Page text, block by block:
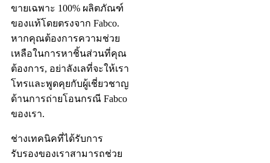
ขายเฉพาะ 100% ผลิตภัณฑ์
ของแท้โดยตรงจาก Fabco.
หากคุณต้องการความช่วย
เหลือในการหาชิ้นส่วนที่คุณ
ต้องการ, อย่าลังเลที่จะให้เรา
โทรและพูดคุยกับผู้เชี่ยวชาญ
ด้านการถ่ายโอนกรณี Fabco
ของเรา.
ช่างเทคนิคที่ได้รับการ
รับรองของเราสามารถช่วย